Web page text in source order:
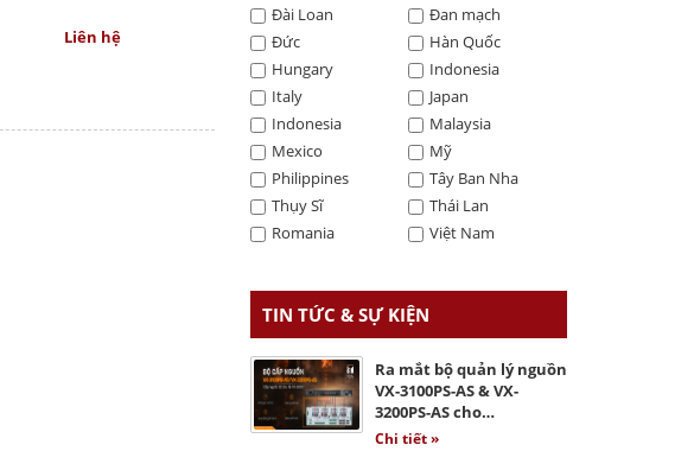
Liên hệ
Đài Loan
Đan mạch
Đức
Hàn Quốc
Hungary
Indonesia
Italy
Japan
Indonesia
Malaysia
Mexico
Mỹ
Philippines
Tây Ban Nha
Thụy Sĩ
Thái Lan
Romania
Việt Nam
TIN TỨC & SỰ KIỆN
Ra mắt bộ quản lý nguồn
VX-3100PS-AS & VX-
3200PS-AS cho…
Chi tiết »